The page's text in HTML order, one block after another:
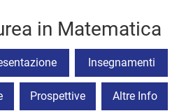
in Matematica
Insegnamenti
Prospettive Altre Info